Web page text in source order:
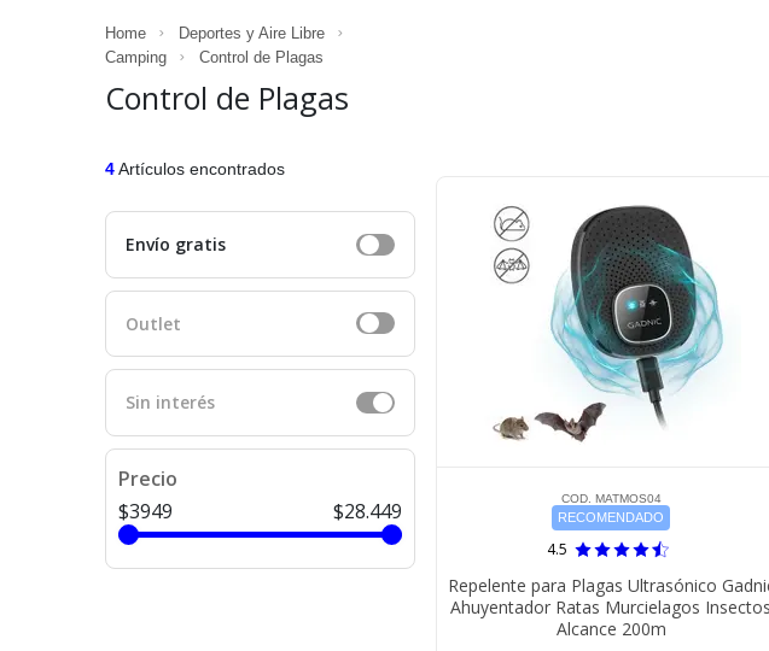
Home
Deportes y Aire Libre
Camping
Control de Plagas
Control de Plagas
4Artículos encontrados
Envío gratis
Outlet
Sin interés
Precio
$3949
$28.449 COD. MATMOS04
RECOMENDADO
4.5
Repelente para Plagas Ultrasónico
Ahuyentador Ratas Murcielagos Insectos
Alcance 200m